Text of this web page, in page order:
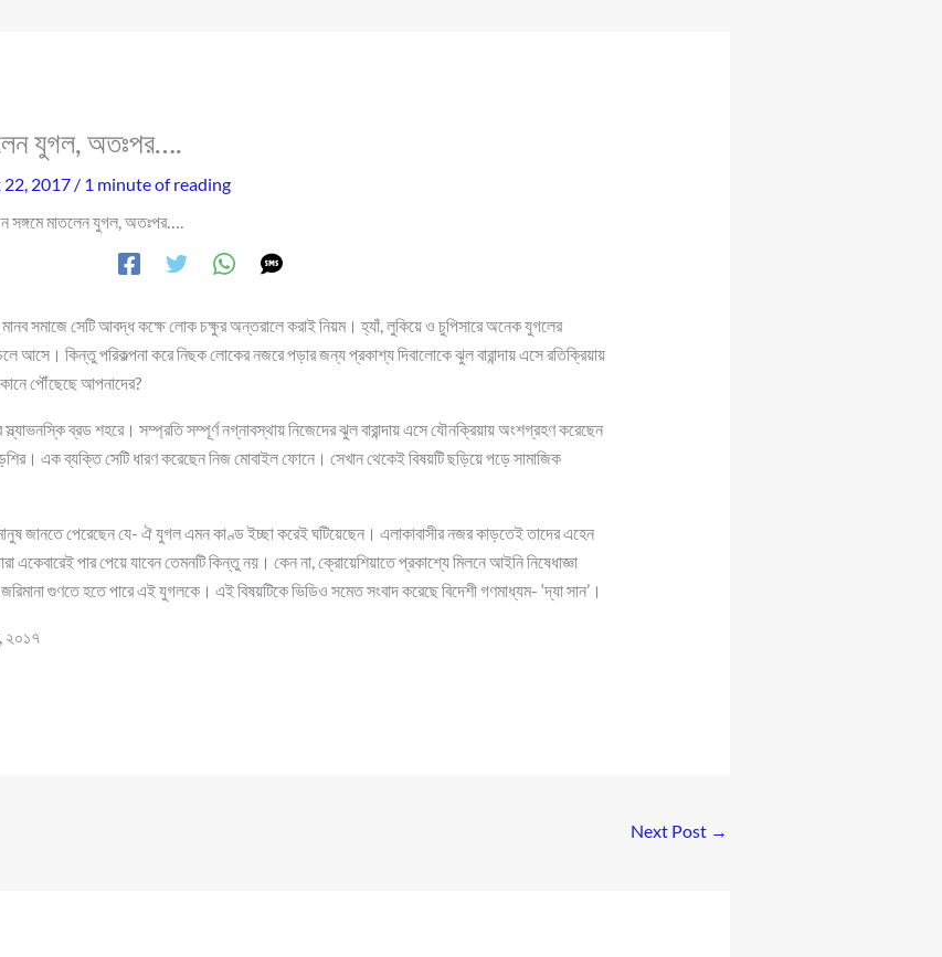
যুগল, অতঃপর….
2017 / 1 minute of reading
সঙ্গমে মাতলেন যুগল, অতঃপর….
মানব সমাজে সেটি আবদ্ধ কক্ষে লোক চক্ষুর অন্তরালে করাই নিয়ম। হ্যাঁ, লুকিয়ে ও চুপিসারে অনেক যুগলের
আসে। কিন্তু পরিকল্পনা করে নিছক লোকের নজরে পড়ার জন্য প্রকাশ্য দিবালোকে ঝুল বারান্দায় এসে রতিক্রিয়ায়
পৌঁছেছে আপনাদের?
ব্রড শহরে। সম্প্রতি সম্পূর্ণ নগ্নাবস্থায় নিজেদের ঝুল বারান্দায় এসে যৌনক্রিয়ায় অংশগ্রহণ করেছেন
এক ব্যক্তি সেটি ধারণ করেছেন নিজ মোবাইল ফোনে। সেখান থেকেই বিষয়টি ছড়িয়ে পড়ে সামাজিক
জানতে পেরেছেন যে- ঐ যুগল এমন কাণ্ড ইচ্ছা করেই ঘটিয়েছেন। এলাকাবাসীর নজর কাড়তেই তাদের এহেন
একেবারেই পার পেয়ে যাবেন তেমনটি কিন্তু নয়। কেন না, ক্রোয়েশিয়াতে প্রকাশ্যে মিলনে আইনি নিষেধাজ্ঞা
গুণতে হতে পারে এই যুগলকে। এই বিষয়টিকে ভিডিও সমেত সংবাদ করেছে বিদেশী গণমাধ্যম- ‘দ্যা সান’।
২০১৭
Next Post →